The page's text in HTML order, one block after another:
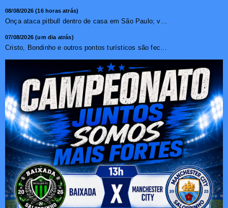
08/08/2026 (16 horas atrás)
Onça ataca pitbull dentro de casa em São Paulo; vídeo ...
07/08/2026 (um dia atrás)
Cristo, Bondinho e outros pontos turísticos são fechados ...